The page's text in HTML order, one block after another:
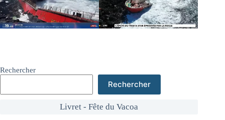
Rechercher
Rechercher
Livret - Fête du Vacoa